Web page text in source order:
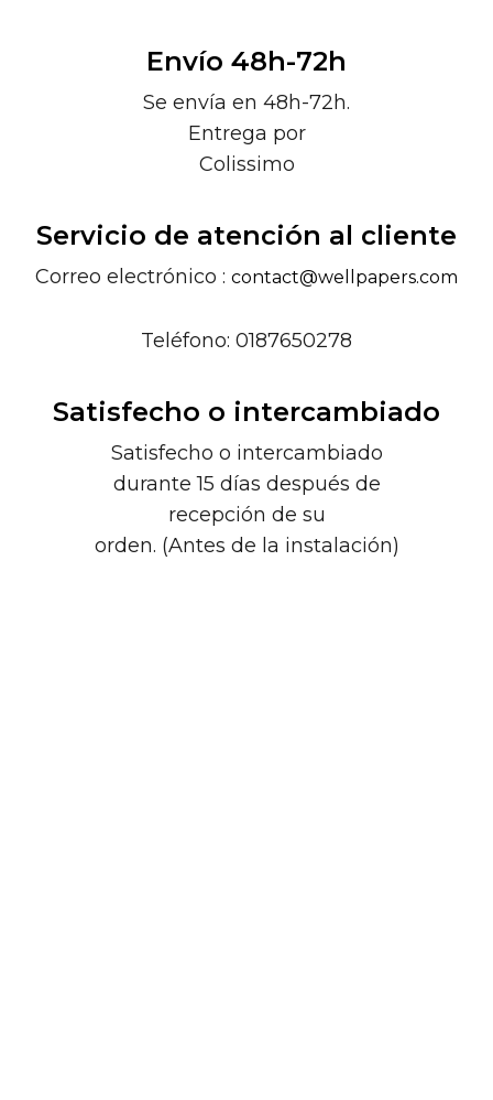
Envío 48h-72h
Se envía en 48h-72h.
Entrega por
Colissimo
Servicio de atención al cliente
Correo electrónico : contact@wellpapers.com
Teléfono: 0187650278
Satisfecho o intercambiado
Satisfecho o intercambiado
durante 15 días después de
recepción de su
orden. (Antes de la instalación)